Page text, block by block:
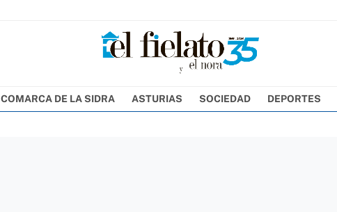
COMARCA DE LA SIDRA ASTURIAS SOCIEDAD DEPORTES